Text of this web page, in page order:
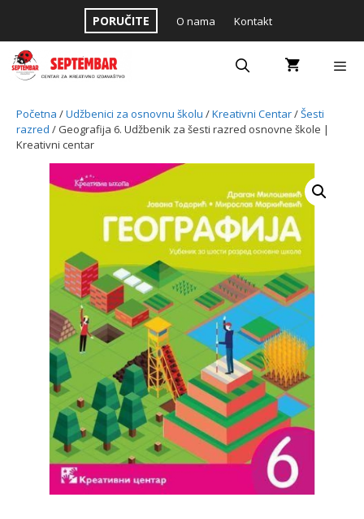
content
PORUČITE O nama Kontakt
Početna /Udžbenici za osnovnu školu /Kreativni Centar/Šesti
razred / Geografija 6. Udžbenik za šesti razred osnovne škole |
Kreativni centar